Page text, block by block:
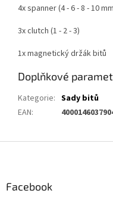
4x spanner (4 - 6 - 8 - 10
3x clutch (1 - 2 - 3)
1x magnetický držák bitů
Doplňkové
Kategorie: Sady bitů
EAN:
Facebook